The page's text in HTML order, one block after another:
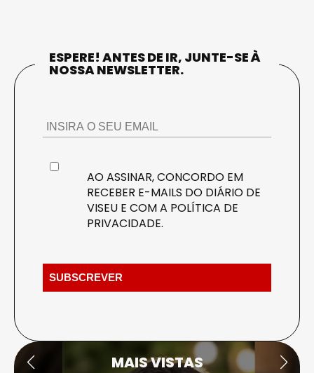
ESPERE! ANTES DE IR, JUNTE-SE À
NOSSA NEWSLETTER.
AO ASSINAR, CONCORDO EM
RECEBER E-MAILS DO DIÁRIO DE
VISEU E COM A POLÍTICA DE
PRIVACIDADE.
MAIS VISTAS